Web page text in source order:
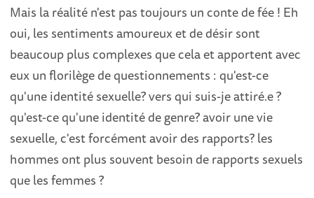
Mais la réalité n'est pas toujours un conte de fée ! Eh
oui, les sentiments amoureux et de désir sont
beaucoup plus complexes que cela et apportent avec
eux un florilège de questionnements : qu'est-ce
qu'une identité sexuelle? vers qui suis-je attiré.e ?
qu'est-ce qu'une identité de genre? avoir une vie
sexuelle, c'est forcément avoir des rapports? les
hommes ont plus souvent besoin de rapports sexuels
que les femmes ?